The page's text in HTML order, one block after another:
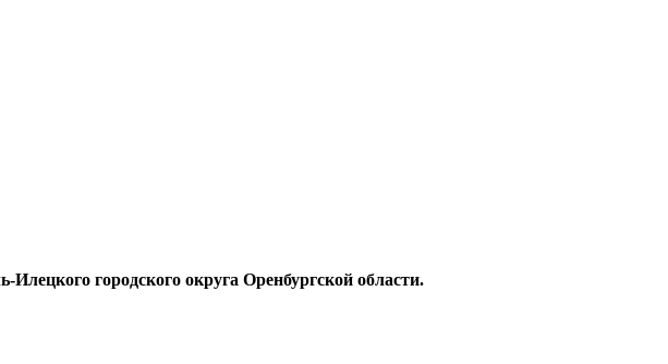
городского округа Оренбургской области.